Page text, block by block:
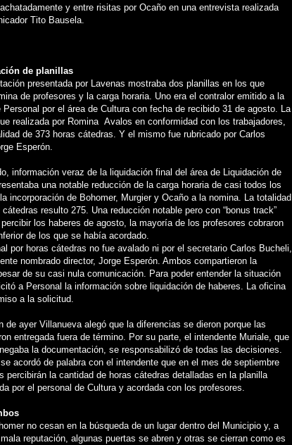
y entre risitas por Ocaño en una entrevista realizada
Tito Bausela.
de planillas
presentada por Lavenas mostraba dos planillas en los que
de profesores y la carga horaria. Uno era el contralor emitido a la
Personal por el área de Cultura con fecha de recibido 31 de agosto. La
realizada por Romina Avalos en conformidad con los trabajadores,
de 373 horas cátedras. Y el mismo fue rubricado por Carlos
Esperón.
información veraz de la liquidación final del área de Liquidación de
una notable reducción de la carga horaria de casi todos los
incorporación de Bohomer, Murgier y Ocaño a la nomina. La totalidad
resulto 275. Una reducción notable pero con “bonus track”
los haberes de agosto, la mayoría de los profesores cobraron
de los que se había acordado.
por horas cátedras no fue avalado ni por el secretario Carlos Bucheli,
nombrado director, Jorge Esperón. Ambos compartieron la
de su casi nula comunicación. Para poder entender la situación
a Personal la información sobre liquidación de haberes. La oficina
a la solicitud.
de ayer Villanueva alegó que la diferencias se dieron porque las
entregada fuera de término. Por su parte, el intendente Muriale, que
la documentación, se responsabilizó de todas las decisiones.
acordó de palabra con el intendente que en el mes de septiembre
percibirán la cantidad de horas cátedras detalladas en la planilla
por el personal de Cultura y acordada con los profesores.
no cesan en la búsqueda de un lugar dentro del Municipio y, a
reputación, algunas puertas se abren y otras se cierran como es